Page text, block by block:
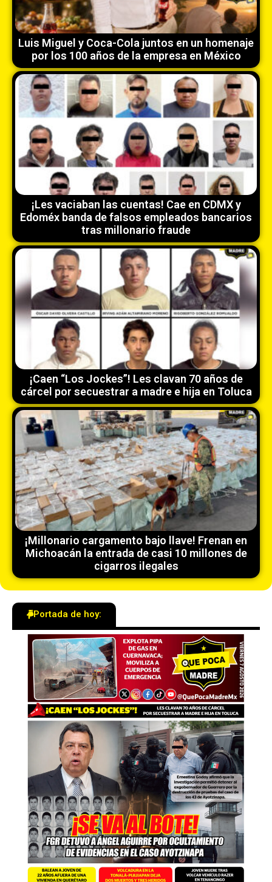
Luis Miguel y Coca-Cola juntos en un homenaje
por los 100 años de la empresa en México
¡Les vaciaban las cuentas! Cae en CDMX y
Edoméx banda de falsos empleados bancarios
tras millonario fraude
¡Caen “Los Jockes”! Les clavan 70 años de
cárcel por secuestrar a madre e hija en Toluca
¡Millonario cargamento bajo llave! Frenan en
Michoacán la entrada de casi 10 millones de
cigarros ilegales
Portada de hoy: